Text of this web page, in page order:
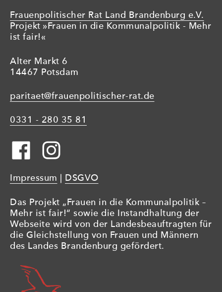
Frauenpolitischer Rat Land Brandenburg e.V.
Projekt »Frauen in die Kommunalpolitik - Mehr
ist fair!«
Alter Markt 6
14467 Potsdam
paritaet@frauenpolitischer-rat.de
0331 - 280 35 81
Impressum DSGVO
Das Projekt „Frauen in die Kommunalpolitik –
Mehr ist fair!“ sowie die Instandhaltung der
Webseite wird von der Landesbeauftragten für
die Gleichstellung von Frauen und Männern
des Landes Brandenburg gefördert.